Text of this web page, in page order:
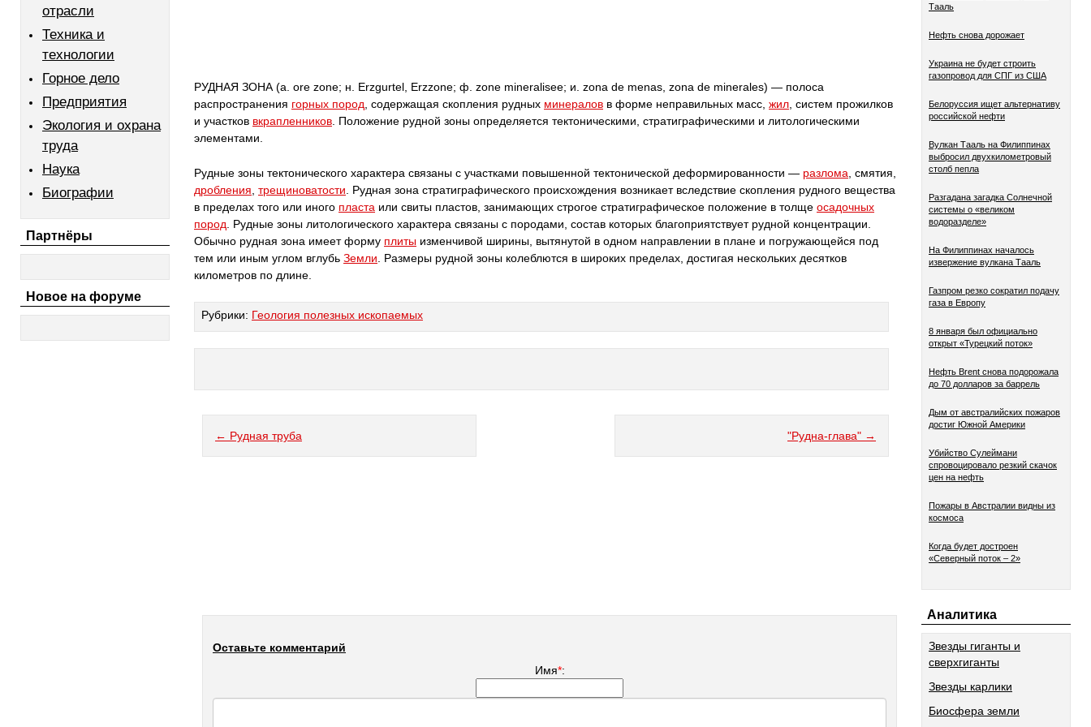
отрасли
Техника и
технологии
Горное дело
Предприятия
Экология и охрана
труда
Наука
Биографии
Партнёры
Новое на форуме
РУДНАЯ ЗОНА (а. ore zone; н. Erzgurtel, Erzzone; ф. zone mineralisee; и. zona de menas, zona de minerales) — полоса
распространения горных пород , содержащая скопления рудных минералов в форме неправильных масс, жил , систем прожилков
и участков вкрапленников . Положение рудной зоны определяется тектоническими, стратиграфическими и литологическими
элементами.
Рудные зоны тектонического характера связаны с участками повышенной тектонической деформированности — разлома , смятия,
дробления трещиноватости . Рудная зона стратиграфического происхождения возникает вследствие скопления рудного вещества
в пределах того или иного пласта или свиты пластов, занимающих строгое стратиграфическое положение в толще осадочных
пород . Рудные зоны литологического характера связаны с породами, состав которых благоприятствует рудной концентрации.
Обычно рудная зона имеет форму плиты изменчивой ширины, вытянутой в одном направлении в плане и погружающейся под
тем или иным углом вглубь Земли . Размеры рудной зоны колеблются в широких пределах, достигая нескольких десятков
километров по длине.
Рубрики: Геология полезных ископаемых
← Рудная труба "Рудна-глава" →
Оставьте комментарий
Имя*:
Тааль
Нефть снова дорожает
Украина не будет строить
газопровод для СПГ из США
Белоруссия ищет альтернативу
российской нефти
Вулкан Тааль на Филиппинах
выбросил двухкилометровый
столб пепла
Разгадана загадка Солнечной
системы о «великом
водоразделе»
На Филиппинах началось
извержение вулкана Тааль
Газпром резко сократил подачу
газа в Европу
8 января был официально
открыт «Турецкий поток»
Нефть Brent снова подорожала
до 70 долларов за баррель
Дым от австралийских пожаров
достиг Южной Америки
Убийство Сулеймани
спровоцировало резкий скачок
цен на нефть
Пожары в Австралии видны из
космоса
Когда будет достроен
«Северный поток – 2»
Аналитика
Звезды гиганты и
сверхгиганты
Звезды карлики
Биосфера земли